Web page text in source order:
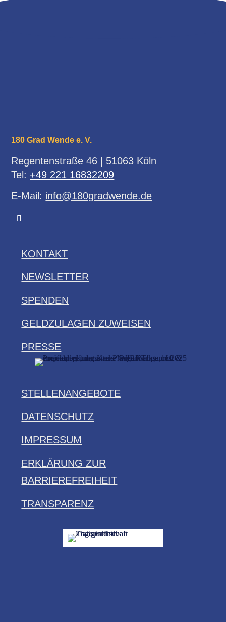
180 Grad Wende e. V.
Regentenstraße 46 | 51063 Köln
Tel: +49 221 16832209
E-Mail: info@180gradwende.de
KONTAKT
NEWSLETTER
SPENDEN
GELDZULAGEN ZUWEISEN
PRESSE
STELLENANGEBOTE
DATENSCHUTZ
IMPRESSUM
ERKLÄRUNG ZUR
BARRIEREFREIHEIT
TRANSPARENZ